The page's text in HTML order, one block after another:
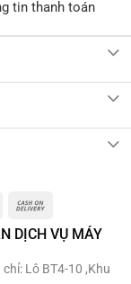
tin thanh toán
DỊCH VỤ MÁY
Lô BT4-10 ,Khu